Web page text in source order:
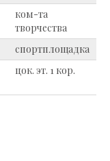
ком-та
творчества
спортплощадка
цок. эт. 1 кор.